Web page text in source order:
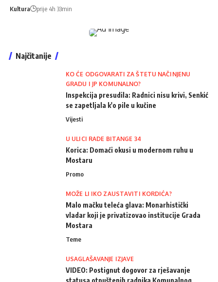
Kultura prije 4h 33min
Najčitanije
KO ĆE ODGOVARATI ZA ŠTETU NAČINJENU
GRADU I JP KOMUNALNO?
Inspekcija presudila: Radnici nisu krivi, Senkić
se zapetljala k'o pile u kučine
Vijesti
U ULICI RADE BITANGE 34
Korica: Domaći okusi u modernom ruhu u
Mostaru
Promo
MOŽE LI IKO ZAUSTAVITI KORDIĆA?
Malo mačku teleća glava: Monarhistički
vladar koji je privatizovao institucije Grada
Mostara
Teme
USAGLAŠAVANJE IZJAVE
VIDEO: Postignut dogovor za rješavanje
statusa otpuštenih radnika Komunalnog